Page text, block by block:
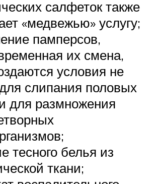
салфеток также
«медвежью» услугу;
памперсов,
их смена,
условия не
слипания половых
для размножения
тесного белья из
ткани;